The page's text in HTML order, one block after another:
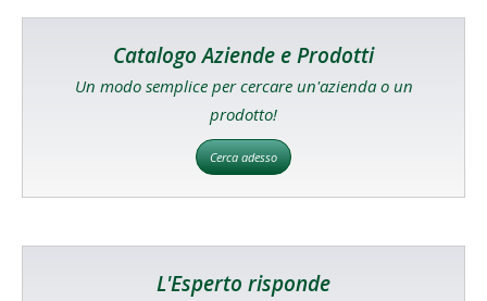
Catalogo Aziende e Prodotti
Un modo semplice per cercare un'azienda o un
prodotto!
Cerca adesso
L'Esperto risponde